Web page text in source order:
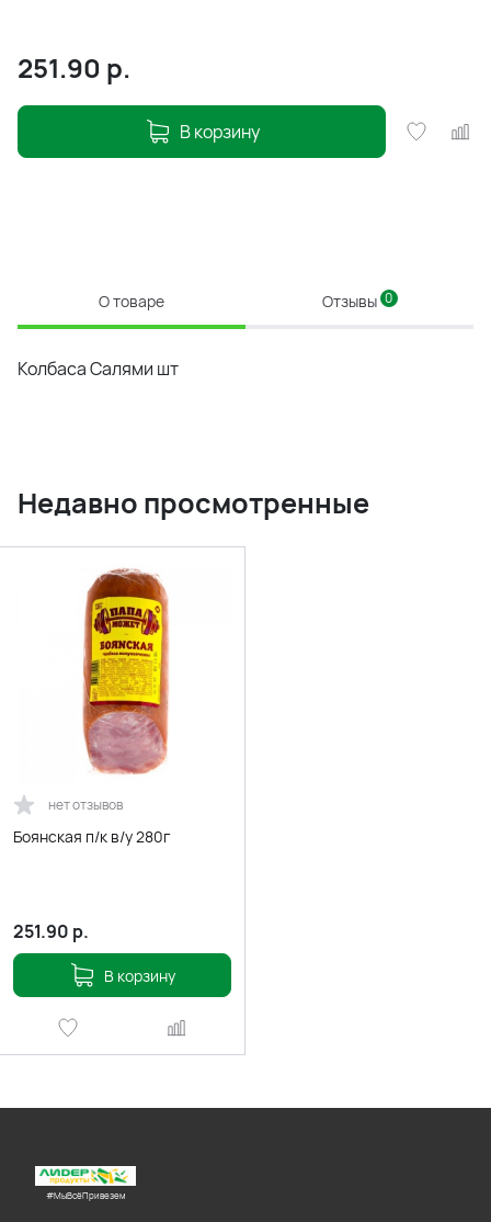
251.90 р.
В корзину
О товаре Отзывы 0
Колбаса Салями шт
Недавно просмотренные
нет отзывов
Боянская п/к в/у 280г
251.90 р.
В корзину
#МыВсёПривезем